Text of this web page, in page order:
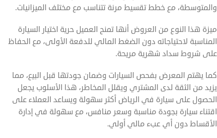
والمتوسطة، مع خطط تقسيط مرنة تتناسب مع مختلف الميزانيات.
ميزة هذا النوع من العروض أنها تمنح العميل حرية اختيار السيارة
المناسبة لاحتياجاته دون الضغط المالي للدفعة الأولى، مع الحفاظ
على شروط سداد شهرية مريحة.
كما يهتم المعرض بفحص السيارات وضمان جودتها قبل البيع، مما
يزيد من الثقة لدى المشتري ويقلل المخاطر، هذا الأسلوب يجعل
الحصول على سيارة في الرياض أكثر سهولة ويساعد العملاء على
اقتناء سيارة بجودة مناسبة وسعر منافس، مع سهولة في إدارة
الأقساط دون أي عبء مالي أولي.